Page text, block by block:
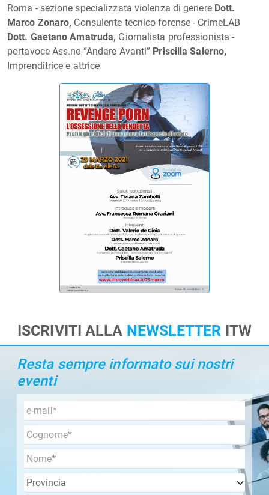
Roma - sezione specializzata violenza di genere Dott.
Marco Zonaro, Consulente tecnico forense - CrimeLAB
Dott. Gaetano Amatruda, Giornalista professionista -
portavoce Ass.ne “Andare Avanti” Priscilla Salerno,
Imprenditrice e attrice
ISCRIVITI ALLA NEWSLETTER ITW
Resta sempre informato sui nostri
eventi